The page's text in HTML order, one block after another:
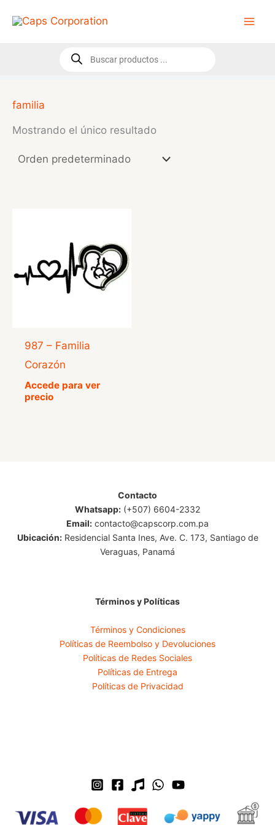
Búsqueda
de
familia
Mostrando el único resultado
987 – Familia
Corazón
Accede para ver
precio
Contacto
Whatsapp: (+507) 6604-2332
Email: contacto@capscorp.com.pa
Ubicación:Residencial Santa Ines, Ave. C. 173, Santiago de
Veraguas, Panamá
Términos y Políticas
Términos y Condiciones
Políticas de Reembolso y Devoluciones
Políticas de Redes Sociales
Políticas de Entrega
Políticas de Privacidad